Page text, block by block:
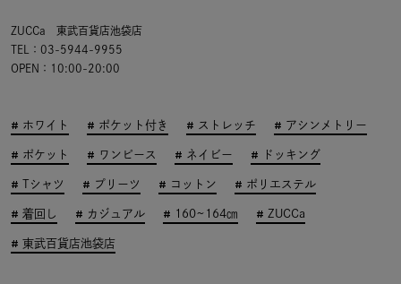
ZUCCa 東武百貨店池袋店
TEL：03-5944-9955
OPEN：10:00-20:00
ホワイト ポケット付き ストレッチ アシンメトリー
ポケット ワンピース ネイビー ドッキング
Tシャツ プリーツ コットン ポリエステル
着回し カジュアル 160~164㎝ ZUCCa
東武百貨店池袋店